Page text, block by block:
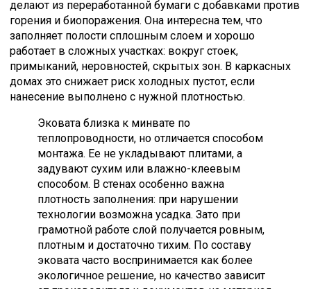
делают из переработанной бумаги с добавками против
горения и биопоражения. Она интересна тем, что
заполняет полости сплошным слоем и хорошо
работает в сложных участках: вокруг стоек,
примыканий, неровностей, скрытых зон. В каркасных
домах это снижает риск холодных пустот, если
нанесение выполнено с нужной плотностью.
Эковата близка к минвате по
теплопроводности, но отличается способом
монтажа. Ее не укладывают плитами, а
задувают сухим или влажно-клеевым
способом. В стенах особенно важна
плотность заполнения: при нарушении
технологии возможна усадка. Зато при
грамотной работе слой получается ровным,
плотным и достаточно тихим. По составу
эковата часто воспринимается как более
экологичное решение, но качество зависит